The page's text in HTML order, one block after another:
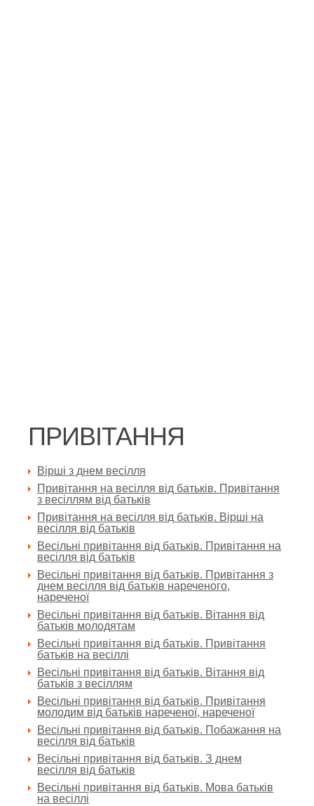
ПРИВІТАННЯ
Вірші з днем весілля
Привітання на весілля від батьків. Привітання
з весіллям від батьків
Привітання на весілля від батьків. Вірші на
весілля від батьків
Весільні привітання від батьків. Привітання на
весілля від батьків
Весільні привітання від батьків. Привітання з
днем весілля від батьків нареченого,
нареченої
Весільні привітання від батьків. Вітання від
батьків молодятам
Весільні привітання від батьків. Привітання
батьків на весіллі
Весільні привітання від батьків. Вітання від
батьків з весіллям
Весільні привітання від батьків. Привітання
молодим від батьків нареченої, нареченої
Весільні привітання від батьків. Побажання на
весілля від батьків
Весільні привітання від батьків. З днем
весілля від батьків
Весільні привітання від батьків. Мова батьків
на весіллі